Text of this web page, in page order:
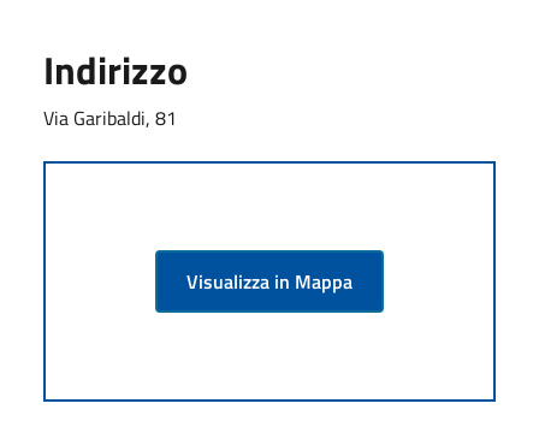
Indirizzo
Via Garibaldi, 81
Visualizza in Mappa